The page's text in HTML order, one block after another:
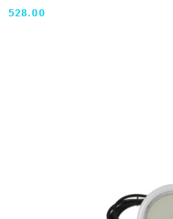
Cena:
528.00